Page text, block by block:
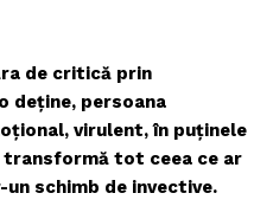
de critică prin
deține, persoana
virulent, în puținele
transformă tot ceea ce ar
schimb de invective.